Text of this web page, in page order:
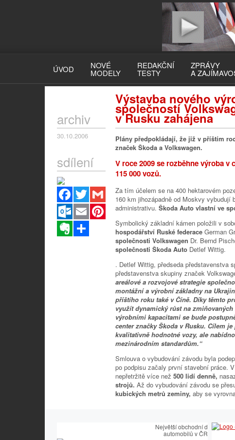
ÚVOD NOVÉ
MODELY
REDAKČNÍ
TESTY
ZPRÁVY
A
Výstavba nového
společností
v Rusku zahájena
archiv
30.10.2006
sdílení
Facebook
Twitter
Gmail
Outlook.com
Email
Pinterest
Evernote
Plány předpokládají, že již v příštím
značek Škoda a Volkswagen.
V roce 2009 se rozběhne výroba
115 000 vozů.
Za tím účelem se na 400 hektarovém
160 km jihozápadně od Moskvy vybudují
administrativu. Škoda Auto vlastní ve
Symbolický základní kámen položili v
hospodářství Ruské federace German
společnosti Volkswagen Dr. Bernd
společnosti Škoda Auto Detlef Wittig.
. Detlef Wittig, předseda představenstva
představenstva skupiny značek
areálové a rozvojové strategie
montážní a výrobní základny na
příštího roku také v Číně. Díky těmto
využít dynamický růst na
výrobními kapacitami se bude
center značky Škoda v Rusku. Cílem
kvalitativně hodnotné vozy, ale
mezinárodním standardům.“
Smlouva o vybudování závodu byla
po podpisu začaly první stavební práce.
nepřetržitě více než 500 lidí denně,
strojů. Až do vybudování závodu se
kubických metrů zeminy, aby se
Největší obchodní dům
automobilů v ČR